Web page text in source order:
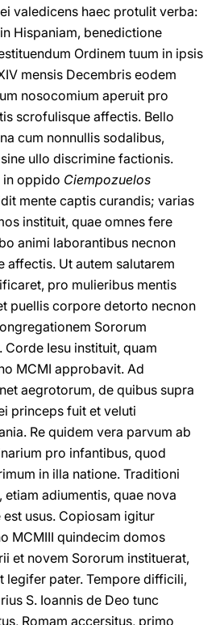
valedicens haec protulit verba:
Hispaniam, benedictione
Ordinem tuum in ipsis
mensis Decembris eodem
nosocomium aperuit pro
scrofulisque affectis. Bello
cum nοnnullis sοdalibus,
ullo discrimine factionis.
in oppido Ciempozuelos
mente captis curandis; varias
instituit, quae omnes fere
animi laborantibus necnοn
affectis. Ut autem salutarem
pro mulieribus mentis
puellis corpore detοrto necnon
Sororum
Corde Iesu instituit, quam
MCMI approbavit. Ad
aegrotorum, de quibus supra
princeps fuit et veluti
Re quidem vera parvum ab
pro infantibus, quod
in illa natione. Traditioni
etiam adiumentis, quae nova
usus. Copiosam igitur
MCMIII quindecim domos
et novem Sororum instituerat,
legifer pater. Tempore difficili,
S. Iοannis de Deo tunc
Romam accersitus, primo